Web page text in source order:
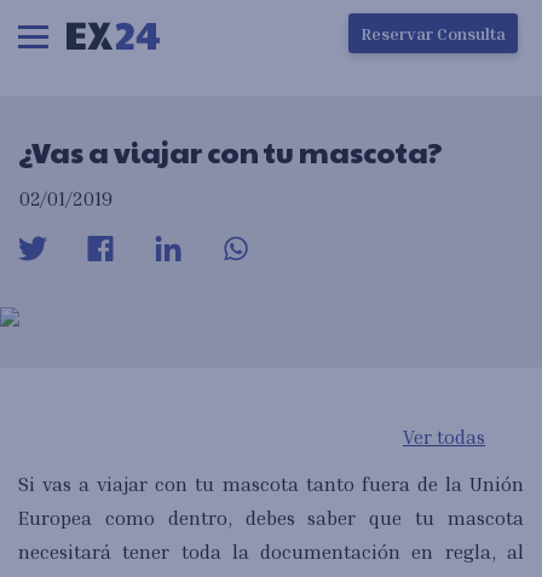
Ha ocurrido un error en la carga de la pantalla
Reservar Consulta
¿Vas a viajar con tu mascota?
02/01/2019
Ver todas
Si vas a viajar con tu mascota tanto fuera de la Unión
Europea como dentro, debes saber que tu mascota
necesitará tener toda la documentación en regla, al